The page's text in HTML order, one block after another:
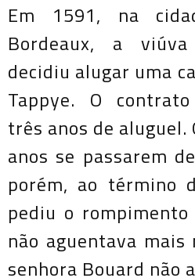
Em 1591, na
Bordeaux, a
decidiu alugar uma
Tappye. O
três anos de
anos se passarem
porém, ao término
pediu o
não aguentava
senhora Bouard não